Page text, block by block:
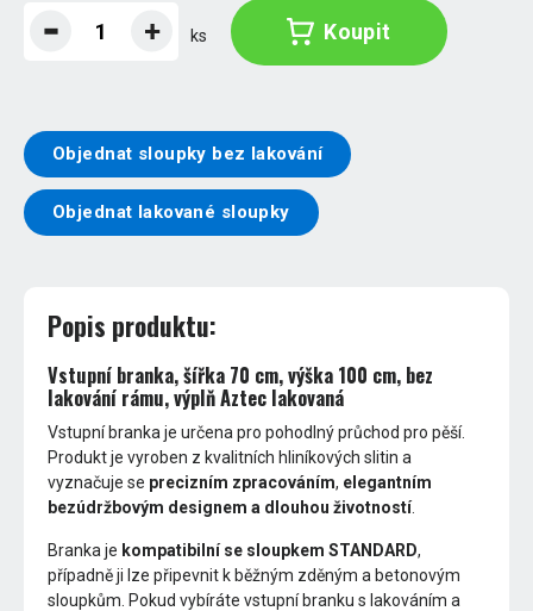
ks Koupit
Objednat sloupky bez lakování
Objednat lakované sloupky
Popis produktu:
Vstupní branka, šířka 70 cm, výška 100 cm, bez
lakování rámu, výplň Aztec lakovaná
Vstupní branka je určena pro pohodlný průchod pro pěší.
Produkt je vyroben z kvalitních hliníkových slitin a
vyznačuje se precizním zpracováním, elegantním
bezúdržbovým designem a dlouhou životností.
Branka je kompatibilní se sloupkem STANDARD,
případně ji lze připevnit k běžným zděným a betonovým
sloupkům. Pokud vybíráte vstupní branku s lakováním a